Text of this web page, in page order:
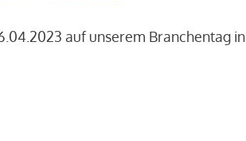
auf unserem Branchentag in